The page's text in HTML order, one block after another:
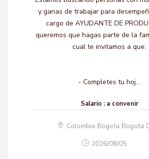
y ganas de trabajar para
cargo de AYUDANTE DE
queremos que hagas parte de la
cual te invitamos a que:
- Completes tu hoj...
Salario : a convenir
Colombia Bogota Bogota
2026/08/05